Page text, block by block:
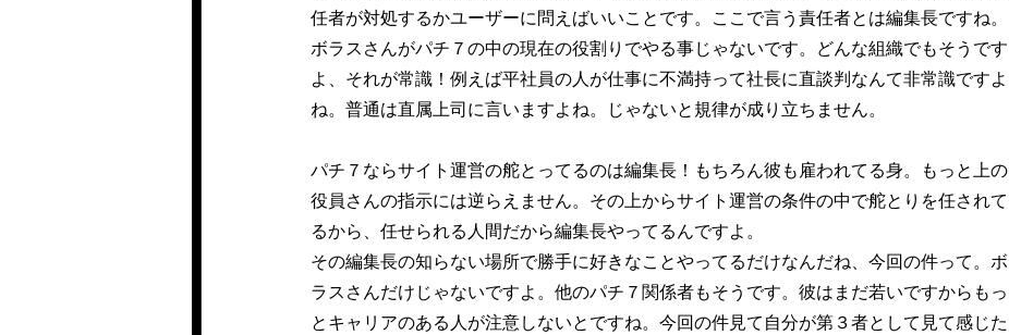
任者が対処するかユーザーに問えばいいことです。ここで言う責任者とは編集長ですね。
ボラスさんがパチ７の中の現在の役割りでやる事じゃないです。どんな組織でもそうです
よ、それが常識！例えば平社員の人が仕事に不満持って社長に直談判なんて非常識ですよ
ね。普通は直属上司に言いますよね。じゃないと規律が成り立ちません。
パチ７ならサイト運営の舵とってるのは編集長！もちろん彼も雇われてる身。もっと上の
役員さんの指示には逆らえません。その上からサイト運営の条件の中で舵とりを任されて
るから、任せられる人間だから編集長やってるんですよ。
その編集長の知らない場所で勝手に好きなことやってるだけなんだね、今回の件って。ボ
ラスさんだけじゃないですよ。他のパチ７関係者もそうです。彼はまだ若いですからもっ
とキャリアのある人が注意しないとですね。今回の件見て自分が第３者として見て感じた